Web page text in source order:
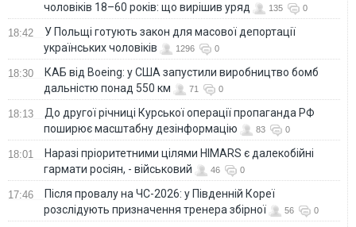
чоловіків 18–60 років: що вирішив уряд
135 0
18:42
У Польщі готують закон для масової депортації
українських чоловіків
1296 0
18:30
КАБ від Boeing: у США запустили виробництво бомб
дальністю понад 550 км
71 0
18:13
До другої річниці Курської операції пропаганда РФ
поширює масштабну дезінформацію
83 0
18:01
Наразі пріоритетними цілями HIMARS є далекобійні
гармати росіян, - військовий
46 0
17:46
Після провалу на ЧС-2026: у Південній Кореї
розслідують призначення тренера збірної
56 0